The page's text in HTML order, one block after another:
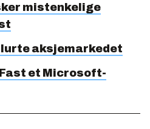
mistenkelige
lurte aksjemarkedet
et Microsoft-